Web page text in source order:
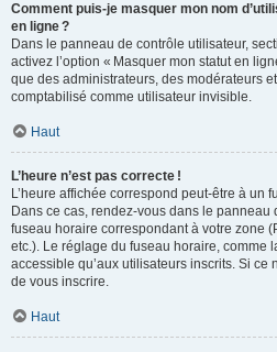
Comment puis-je masquer mon nom
en ligne ?
Dans le panneau de contrôle utilisateur,
activez l’option « Masquer mon statut en
que des administrateurs, des modérateurs
comptabilisé comme utilisateur invisible.
Haut
L’heure n’est pas correcte !
L’heure affichée correspond peut-être à un
Dans ce cas, rendez-vous dans le
fuseau horaire correspondant à votre zone
etc.). Le réglage du fuseau horaire, comme
accessible qu’aux utilisateurs inscrits. Si ce
de vous inscrire.
Haut